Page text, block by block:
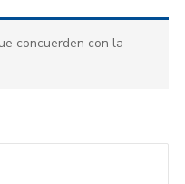
concuerden con la